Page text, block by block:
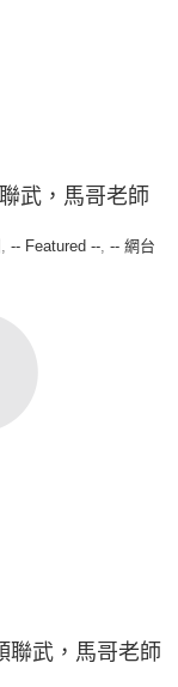
武，馬哥老師
, -- Featured --, -- 網台
聯武，馬哥老師